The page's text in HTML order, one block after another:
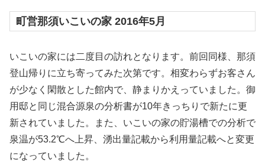
町営那須いこいの家 2016年5月
いこいの家には二度目の訪れとなります。前回同様、那須
登山帰りに立ち寄ってみた次第です。相変わらずお客さん
が少なく閑散とした館内で、静まりかえっていました。御
用邸と同じ混合源泉の分析書が10年きっちりで新たに更
新されていました。また、いこいの家の貯湯槽での分析で
泉温が53.2℃へ上昇、湧出量記載から利用量記載へと変更
になっていました。